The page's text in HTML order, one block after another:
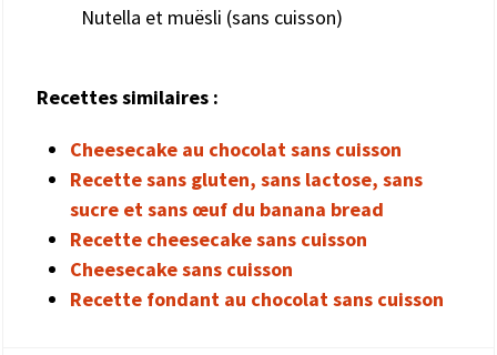
Recettes similaires :
Cheesecake au chocolat sans cuisson
Recette sans gluten, sans lactose, sans
sucre et sans œuf du banana bread
Recette cheesecake sans cuisson
Cheesecake sans cuisson
Recette fondant au chocolat sans cuisson